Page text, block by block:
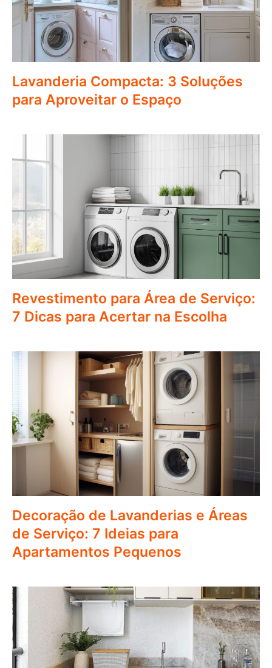
Lavanderia Compacta: 3 Soluções
para Aproveitar o Espaço
Revestimento para Área de Serviço:
7 Dicas para Acertar na Escolha
Decoração de Lavanderias e Áreas
de Serviço: 7 Ideias para
Apartamentos Pequenos